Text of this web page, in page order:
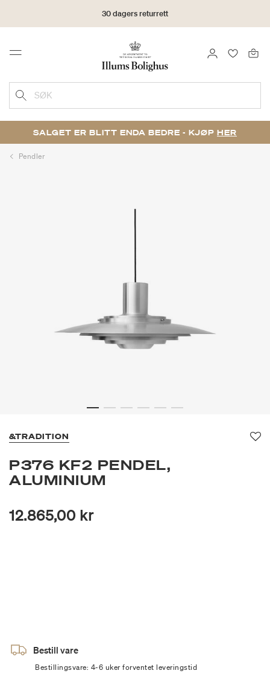
30 dagers returrett
Menu LOGG INN
SØK
SALGET ER BLITT ENDA BEDRE - KJØP HER
Pendler
&TRADITION
P376 KF2 PENDEL,
ALUMINIUM
12.865,00 kr
Bestill vare
Bestillingsvare: 4-6 uker forventet leveringstid